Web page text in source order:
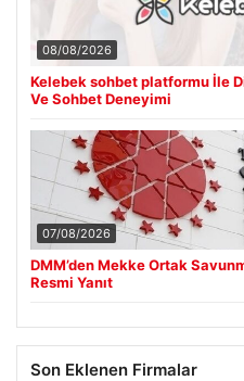
08/08/2026
Kelebek sohbet platformu İle
Ve Sohbet Deneyimi
07/08/2026
DMM’den Mekke Ortak
Resmi Yanıt
Son Eklenen Firmalar